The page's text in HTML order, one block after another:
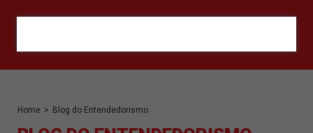
Home > Blog do Entendedorismo